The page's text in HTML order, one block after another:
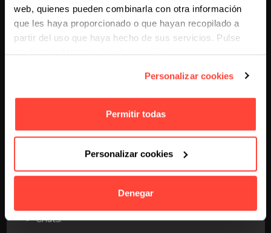
web, quienes pueden combinarla con otra información
que les haya proporcionado o que hayan recopilado a
partir del uso que haya hecho de sus servicios. Pulse
aquí para obtenermás información.
Personalizar cookies
Permitir todas
Personalizar cookies
Denegar
Herramientas externas instaladas
Analítica web.
Píxeles publicitarios.
Vídeos embebidos.
Chats.